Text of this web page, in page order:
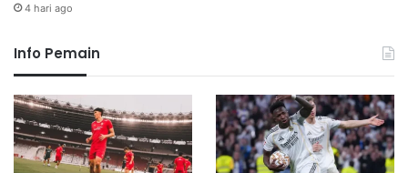
4 hari ago
Info Pemain